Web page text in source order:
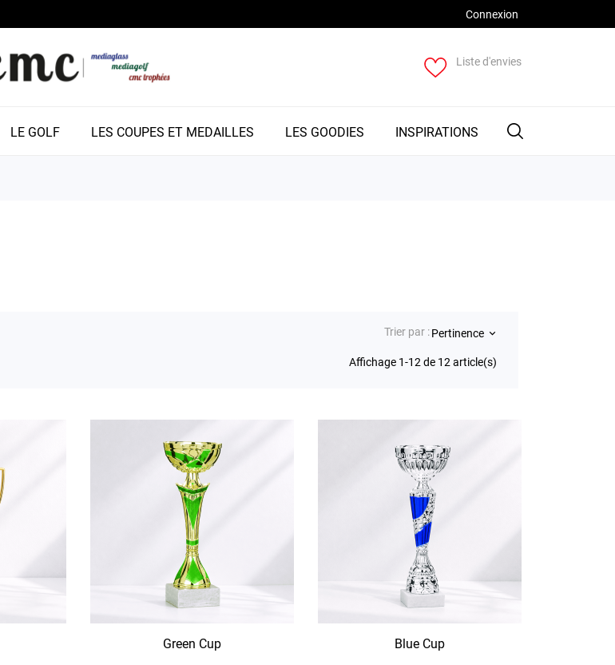
Connexion
Liste d'envies
LE GOLF LES COUPES ET MEDAILLES LES GOODIES INSPIRATIONS
Trier par :Pertinence keyboard_arrow_down
Affichage 1-12 de 12 article(s)
Green Cup Blue Cup